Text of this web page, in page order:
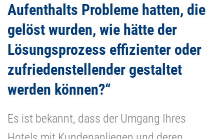
Aufenthalts Probleme hatten, die
gelöst wurden, wie hätte der
Lösungsprozess effizienter oder
zufriedenstellender gestaltet
werden können?“
Es ist bekannt, dass der Umgang Ihres